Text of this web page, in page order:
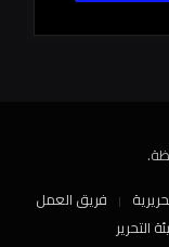
فريق العمل
التحرير